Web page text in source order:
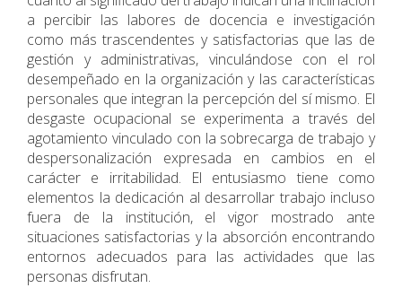
a percibir las labores de docencia e investigación
como más trascendentes y satisfactorias que las de
gestión y administrativas, vinculándose con el rol
desempeñado en la organización y las características
personales que integran la percepción del sí mismo. El
desgaste ocupacional se experimenta a través del
agotamiento vinculado con la sobrecarga de trabajo y
despersonalización expresada en cambios en el
carácter e irritabilidad. El entusiasmo tiene como
elementos la dedicación al desarrollar trabajo incluso
fuera de la institución, el vigor mostrado ante
situaciones satisfactorias y la absorción encontrando
entornos adecuados para las actividades que las
personas disfrutan.